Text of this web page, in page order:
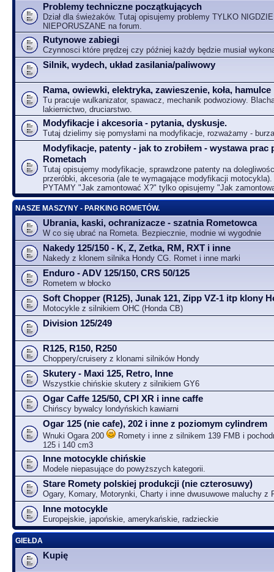
Problemy techniczne początkujących
Dział dla świeżaków. Tutaj opisujemy problemy TYLKO NIGDZIE
NIEPORUSZANE na forum.
Rutynowe zabiegi
Czynnosci które prędzej czy później każdy będzie musiał
Silnik, wydech, układ zasilania/paliwowy
Rama, owiewki, elektryka, zawieszenie, koła, hamulce
Tu pracuje wulkanizator, spawacz, mechanik podwoziowy.
lakiernictwo, druciarstwo.
Modyfikacje i akcesoria - pytania, dyskusje.
Tutaj dzielimy się pomysłami na modyfikacje, rozważamy -
Modyfikacje, patenty - jak to zrobiłem - wystawa prac
Rometach
Tutaj opisujemy modyfikacje, sprawdzone patenty na
przeróbki, akcesoria (ale te wymagające modyfikacji
PYTAMY "Jak zamontować X?" tylko opisujemy "Jak
NASZE MASZYNY - PARKING ROMETÓW.
Ubrania, kaski, ochranizacze - szatnia Rometowca
W co się ubrać na Rometa. Bezpiecznie, modnie wi wygodnie
Nakedy 125/150 - K, Z, Zetka, RM, RXT i inne
Nakedy z klonem silnika Hondy CG. Romet i inne marki
Enduro - ADV 125/150, CRS 50/125
Rometem w błocko
Soft Chopper (R125), Junak 121, Zipp VZ-1 itp klony
Motocykle z silnikiem OHC (Honda CB)
Division 125/249
R125, R150, R250
Choppery/cruisery z klonami silników Hondy
Skutery - Maxi 125, Retro, Inne
Wszystkie chińskie skutery z silnikiem GY6
Ogar Caffe 125/50, CPI XR i inne caffe
Chińscy bywalcy londyńskich kawiarni
Ogar 125 (nie cafe), 202 i inne z poziomym cylindrem
Wnuki Ogara 200
Romety i inne z silnikem 139 FMB i
125 i 140 cm3
Inne motocykle chińskie
Modele niepasujące do powyższych kategorii.
Stare Romety polskiej produkcji (nie czterosuwy)
Ogary, Komary, Motorynki, Charty i inne dwusuwowe maluchy z
Inne motocykle
Europejskie, japońskie, amerykańskie, radzieckie
GIEŁDA
Kupię